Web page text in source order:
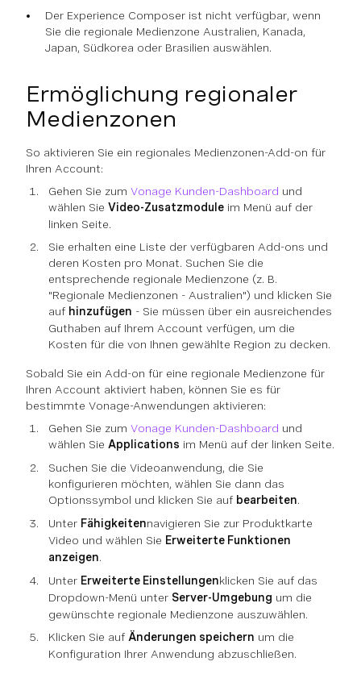
Der Experience Composer ist nicht verfügbar, wenn
Sie die regionale Medienzone Australien, Kanada,
Japan, Südkorea oder Brasilien auswählen.
Ermöglichung regionaler
Medienzonen
So aktivieren Sie ein regionales Medienzonen-Add-on für
Ihren Account:
Gehen Sie zum Vonage Kunden-Dashboard und
wählen Sie Video-Zusatzmodule im Menü auf der
linken Seite.
Sie erhalten eine Liste der verfügbaren Add-ons und
deren Kosten pro Monat. Suchen Sie die
entsprechende regionale Medienzone (z. B.
"Regionale Medienzonen - Australien") und klicken Sie
auf hinzufügen - Sie müssen über ein ausreichendes
Guthaben auf Ihrem Account verfügen, um die
Kosten für die von Ihnen gewählte Region zu decken.
Sobald Sie ein Add-on für eine regionale Medienzone für
Ihren Account aktiviert haben, können Sie es für
bestimmte Vonage-Anwendungen aktivieren:
Gehen Sie zum Vonage Kunden-Dashboard und
wählen Sie Applications im Menü auf der linken Seite.
Suchen Sie die Videoanwendung, die Sie
konfigurieren möchten, wählen Sie dann das
Optionssymbol und klicken Sie auf bearbeiten.
Unter Fähigkeitennavigieren Sie zur Produktkarte
Video und wählen Sie Erweiterte Funktionen
anzeigen.
Unter Erweiterte Einstellungenklicken Sie auf das
Dropdown-Menü unter Server-Umgebung um die
gewünschte regionale Medienzone auszuwählen.
Klicken Sie auf Änderungen speichern um die
Konfiguration Ihrer Anwendung abzuschließen.